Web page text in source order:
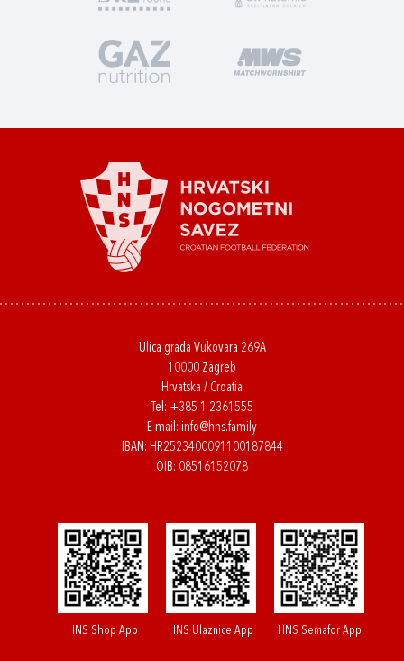
Ulica grada Vukovara 269A
10000 Zagreb
Hrvatska / Croatia
Tel: +385 1 2361555
E-mail: info@hns.family
IBAN: HR2523400091100187844
OIB: 08516152078
HNS Shop App HNS Ulaznice App HNS Semafor App